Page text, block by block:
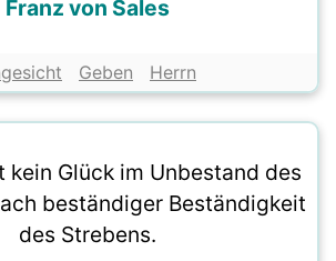
Franz von Sales
Geben Herrn
kein Glück im Unbestand des
beständiger Beständigkeit
des Strebens.